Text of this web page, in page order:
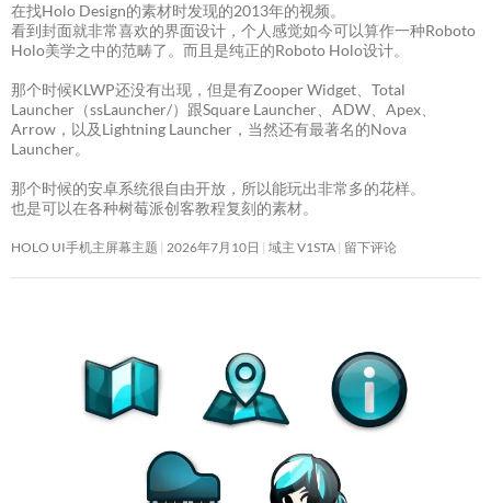
在找Holo Design的素材时发现的2013年的视频。
看到封面就非常喜欢的界面设计，个人感觉如今可以算作一种Roboto
Holo美学之中的范畴了。而且是纯正的Roboto Holo设计。
那个时候KLWP还没有出现，但是有Zooper Widget、Total
Launcher（ssLauncher/）跟Square Launcher、ADW、Apex、
Arrow，以及Lightning Launcher，当然还有最著名的Nova
Launcher。
那个时候的安卓系统很自由开放，所以能玩出非常多的花样。
也是可以在各种树莓派创客教程复刻的素材。
HOLO UI手机主屏幕主题 2026年7月10日 域主 V1STA 留下评论